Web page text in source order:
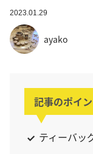
2023.01.29
ayako
記事のポイ
ティーバッ